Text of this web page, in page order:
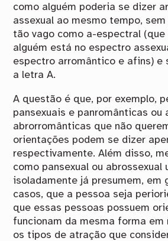
como alguém poderia se dizer
assexual ao mesmo tempo,
tão vago como a-espectral (que
alguém está no espectro
espectro arromântico e afins) e
a letra A.
A questão é que, por exemplo,
pansexuais e panromânticas ou
abrorromânticas que não
orientações podem se dizer
respectivamente. Além disso,
como pansexual ou abrossexual
isoladamente já presumem, em
casos, que a pessoa seja
que essas pessoas possuem
funcionam da mesma forma em
os tipos de atração que